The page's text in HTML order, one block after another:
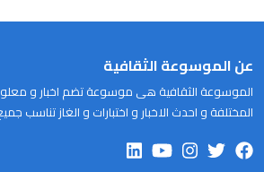
عن الموسوعة الثقافية
الموسوعة الثقافية هى موسوعة تضم اخبار و
المختلفة و احدث الاخبار و اختبارات و الغاز تناسب